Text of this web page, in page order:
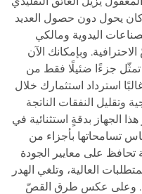
كان يحول دون حصول العديد
اليدوية ومالكي
وبإمكانك الآن
تمثّل جزءًا ضئيلًا فقط من
استرداد استثمارك خلال
وتقليل النفقات الناتجة
الجهاز بدقةٍ استثنائية في
تسامحاتها بأجزاء من
تحافظ على معايير الجودة
العالية، وتلغي الهدر
وعلى عكس طرق القصّ